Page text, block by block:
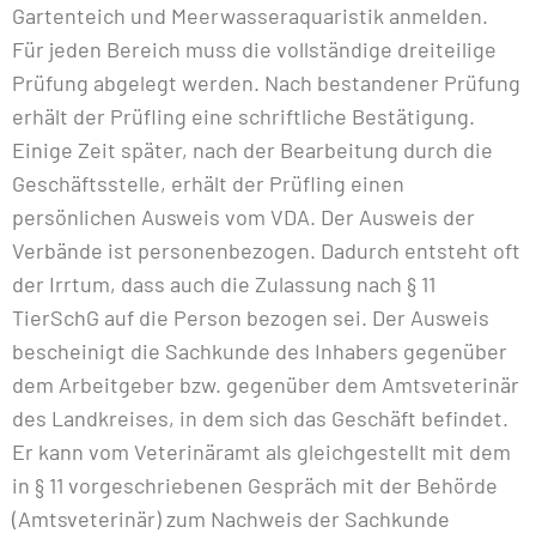
Gartenteich und Meerwasseraquaristik anmelden.
Für jeden Bereich muss die vollständige dreiteilige
Prüfung abgelegt werden. Nach bestandener Prüfung
erhält der Prüfling eine schriftliche Bestätigung.
Einige Zeit später, nach der Bearbeitung durch die
Geschäftsstelle, erhält der Prüfling einen
persönlichen Ausweis vom VDA. Der Ausweis der
Verbände ist personenbezogen. Dadurch entsteht oft
der Irrtum, dass auch die Zulassung nach § 11
TierSchG auf die Person bezogen sei. Der Ausweis
bescheinigt die Sachkunde des Inhabers gegenüber
dem Arbeitgeber bzw. gegenüber dem Amtsveterinär
des Landkreises, in dem sich das Geschäft befindet.
Er kann vom Veterinäramt als gleichgestellt mit dem
in § 11 vorgeschriebenen Gespräch mit der Behörde
(Amtsveterinär) zum Nachweis der Sachkunde